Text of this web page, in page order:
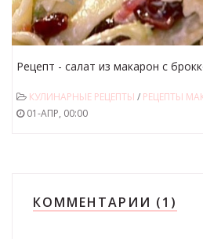
Рецепт - салат из макарон с
КУЛИНАРНЫЕ РЕЦЕПТЫ / РЕЦЕПТЫ
01-АПР, 00:00
КОММЕНТАРИИ (1)